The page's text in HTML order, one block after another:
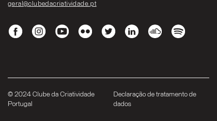
geral@clubedacriatividade.pt
© 2024 Clube da Criatividade
Portugal
Declaração de tratamento de
dados